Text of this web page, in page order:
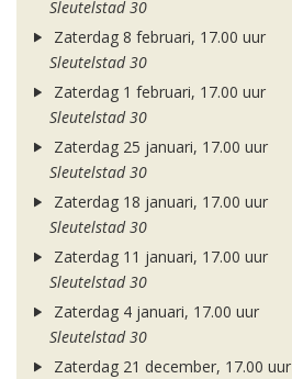
Sleutelstad 30
Zaterdag 8 februari, 17.00 uur
Sleutelstad 30
Zaterdag 1 februari, 17.00 uur
Sleutelstad 30
Zaterdag 25 januari, 17.00 uur
Sleutelstad 30
Zaterdag 18 januari, 17.00 uur
Sleutelstad 30
Zaterdag 11 januari, 17.00 uur
Sleutelstad 30
Zaterdag 4 januari, 17.00 uur
Sleutelstad 30
Zaterdag 21 december, 17.00 uur